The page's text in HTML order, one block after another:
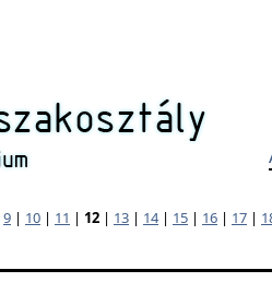
9 | 10 | 11 | 12 | 13 | 14| 15 | 16 | 17 |